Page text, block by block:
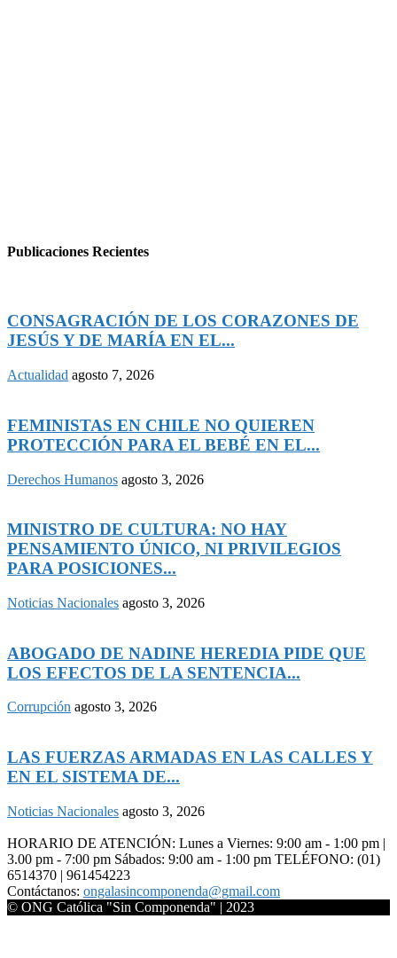
Publicaciones Recientes
CONSAGRACIÓN DE LOS CORAZONES DE
JESÚS Y DE MARÍA EN EL...
Actualidad agosto 7, 2026
FEMINISTAS EN CHILE NO QUIEREN
PROTECCIÓN PARA EL BEBÉ EN EL...
Derechos Humanos agosto 3, 2026
MINISTRO DE CULTURA: NO HAY
PENSAMIENTO ÚNICO, NI PRIVILEGIOS
PARA POSICIONES...
Noticias Nacionales agosto 3, 2026
ABOGADO DE NADINE HEREDIA PIDE QUE
LOS EFECTOS DE LA SENTENCIA...
Corrupción agosto 3, 2026
LAS FUERZAS ARMADAS EN LAS CALLES Y
EN EL SISTEMA DE...
Noticias Nacionales agosto 3, 2026
HORARIO DE ATENCIÓN: Lunes a Viernes: 9:00 am - 1:00 pm |
3.00 pm - 7:00 pm Sábados: 9:00 am - 1:00 pm TELÉFONO: (01)
6514370 | 961454223
Contáctanos: ongalasincomponenda@gmail.com
© ONG Católica "Sin Componenda" | 2023